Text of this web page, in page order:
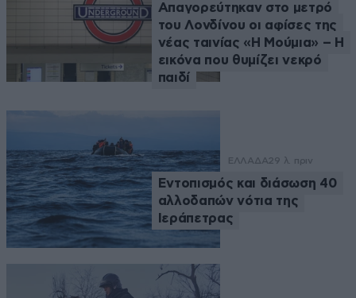
Απαγορεύτηκαν στο μετρό
του Λονδίνου οι αφίσες της
νέας ταινίας «Η Μούμια» – Η
εικόνα που θυμίζει νεκρό
παιδί
ΕΛΛΑΔΑ29 λ. πριν
Εντοπισμός και διάσωση 40
αλλοδαπών νότια της
Ιεράπετρας